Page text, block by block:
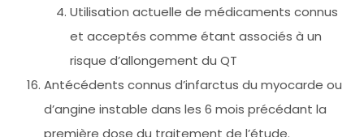
Utilisation actuelle de médicaments connus
et acceptés comme étant associés à un
risque d’allongement du QT
Antécédents connus d’infarctus du myocarde ou
d’angine instable dans les 6 mois précédant la
première dose du traitement de l’étude.